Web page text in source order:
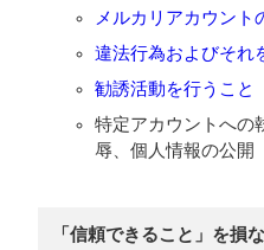
メルカリアカウント
違法行為およびそれ
勧誘活動を行うこと
特定アカウントへの
辱、個人情報の公開
「信頼できること」を損